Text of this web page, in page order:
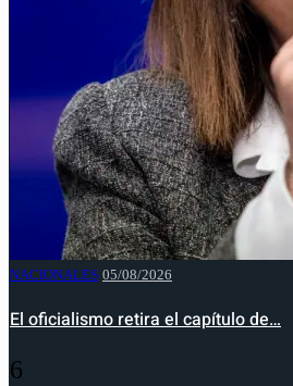
NACIONALES 05/08/2026
El oficialismo retira el capítulo de…
6